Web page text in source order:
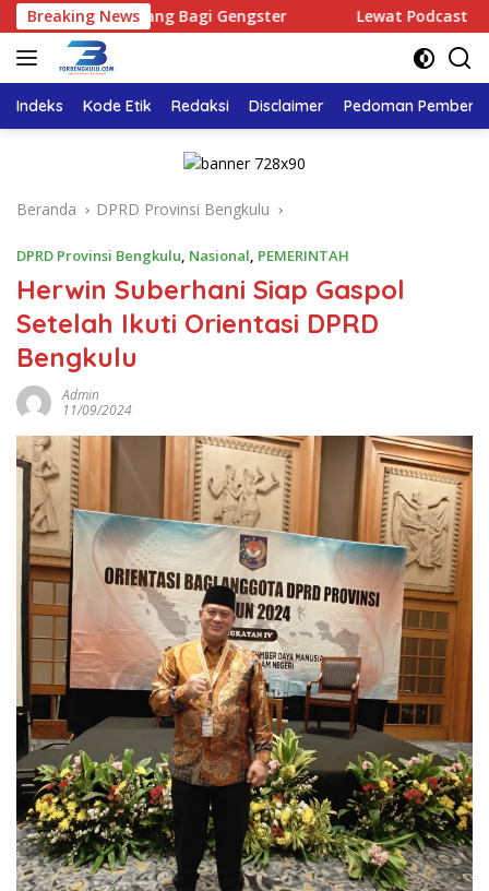
Langsung
ke
konten
Breaking News
Ruang Bagi Gengster Lewat Podcast Tribun
Indeks Kode Etik Redaksi Disclaimer Pedoman
Beranda DPRD Provinsi Bengkulu
DPRD Provinsi Bengkulu, Nasional, PEMERINTAH
Herwin Suberhani Siap Gaspol
Setelah Ikuti Orientasi DPRD
Bengkulu
Admin
11/09/2024